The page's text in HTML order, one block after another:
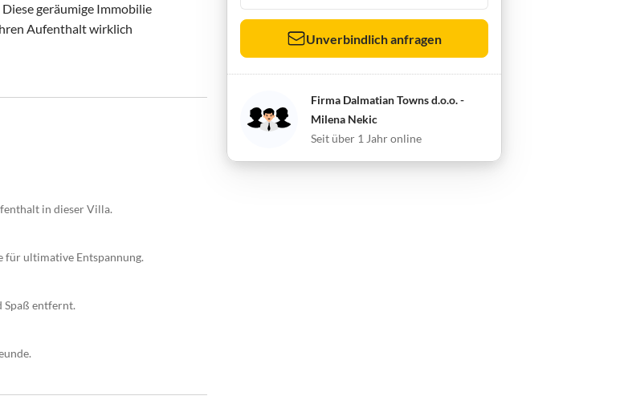
geräumige Immobilie
Aufenthalt wirklich
in dieser Villa.
für ultimative Entspannung.
Spaß entfernt.
Unverbindlich anfragen
Firma Dalmatian Towns d.o.o. -
Milena Nekic
Seit über 1 Jahr online